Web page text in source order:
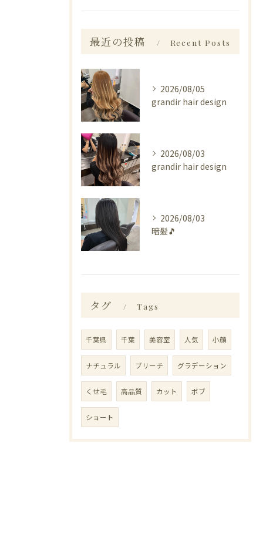
最近の投稿 Recent Posts
2026/08/05
grandir hair design
2026/08/03
grandir hair design
2026/08/03
暗髪🎵
タグ Tags
千葉県 千葉 美容室 人気 小顔
ナチュラル ブリーチ グラデーション
くせ毛 高品質 カット ボブ
ショート